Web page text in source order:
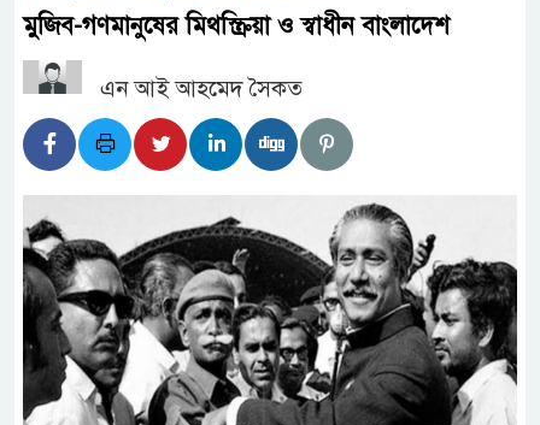
মুজিব-গণমানুষের মিথস্ক্রিয়া ও স্বাধীন বাংলাদেশ
এন আই আহমেদ সৈকত